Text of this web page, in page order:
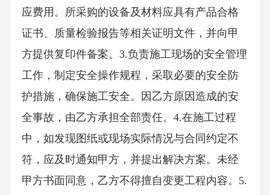
应费用。所采购的设备及材料应具有产品合格
证书、质量检验报告等相关证明文件，并向甲
方提供复印件备案。3.负责施工现场的安全管理
工作，制定安全操作规程，采取必要的安全防
护措施，确保施工安全。因乙方原因造成的安
全事故，由乙方承担全部责任。4.在施工过程
中，如发现图纸或现场实际情况与合同约定不
符，应及时通知甲方，并提出解决方案。未经
甲方书面同意，乙方不得擅自变更工程内容。5.